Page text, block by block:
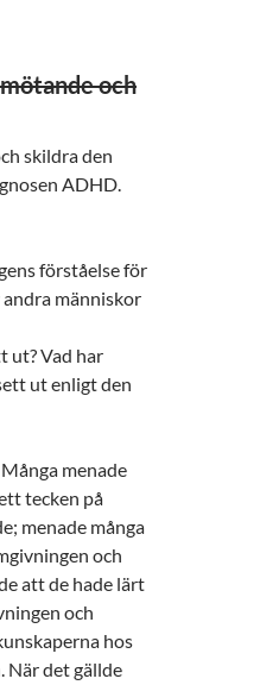
och
skildra den
ADHD.
förståelse för
människor
ut? Vad har
ut enligt den
menade
tecken på
menade många
och
att de hade lärt
och
hos
När det gällde